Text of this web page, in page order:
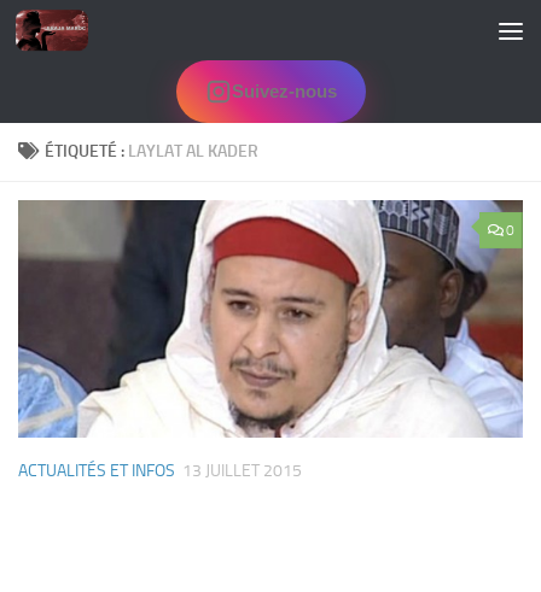
Skip to content
Suivez-nous
ÉTIQUETÉ : LAYLAT AL KADER
0
ACTUALITÉS ET INFOS 13 JUILLET 2015